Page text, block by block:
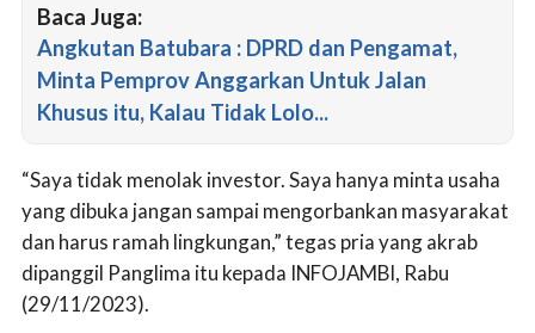
Baca Juga:
Angkutan Batubara : DPRD dan Pengamat,
Minta Pemprov Anggarkan Untuk Jalan
Khusus itu, Kalau Tidak Lolo...
“Saya tidak menolak investor. Saya hanya minta usaha
yang dibuka jangan sampai mengorbankan masyarakat
dan harus ramah lingkungan,” tegas pria yang akrab
dipanggil Panglima itu kepada INFOJAMBI, Rabu
(29/11/2023).